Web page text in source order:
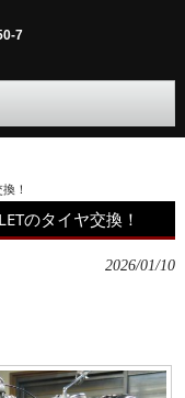
7
！
のタイヤ交換！
2026/01/10